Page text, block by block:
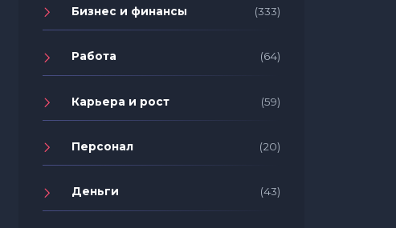
Бизнес и финансы (333)
Работа (64)
Карьера и рост (59)
Персонал (20)
Деньги (43)